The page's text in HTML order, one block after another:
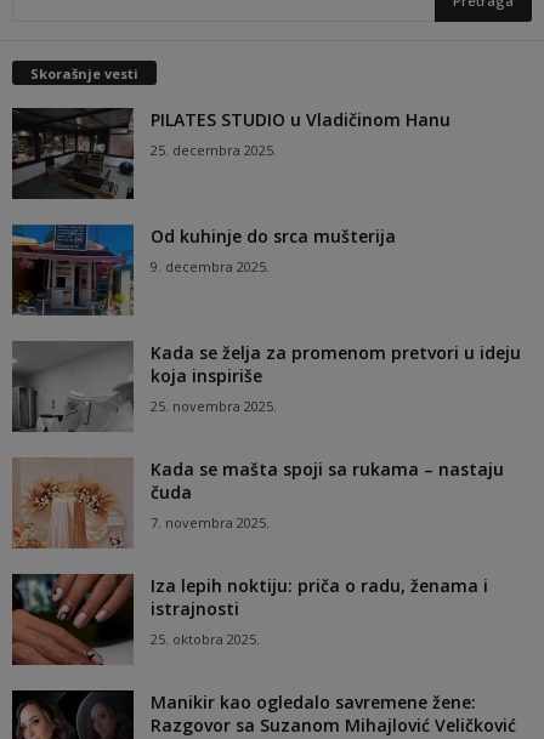
Skorašnje vesti
PILATES STUDIO u Vladičinom Hanu
25. decembra 2025.
Od kuhinje do srca mušterija
9. decembra 2025.
Kada se želja za promenom pretvori u ideju
koja inspiriše
25. novembra 2025.
Kada se mašta spoji sa rukama – nastaju
čuda
7. novembra 2025.
Iza lepih noktiju: priča o radu, ženama i
istrajnosti
25. oktobra 2025.
Manikir kao ogledalo savremene žene:
Razgovor sa Suzanom Mihajlović Veličković